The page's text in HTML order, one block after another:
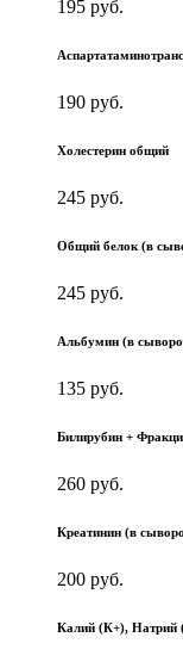
195 руб.
190 руб.
Холестерин общий
245 руб.
Общий белок (в
245 руб.
Альбумин (в
135 руб.
Билирубин +
260 руб.
Креатинин (в
200 руб.
Калий (К+), Натрий